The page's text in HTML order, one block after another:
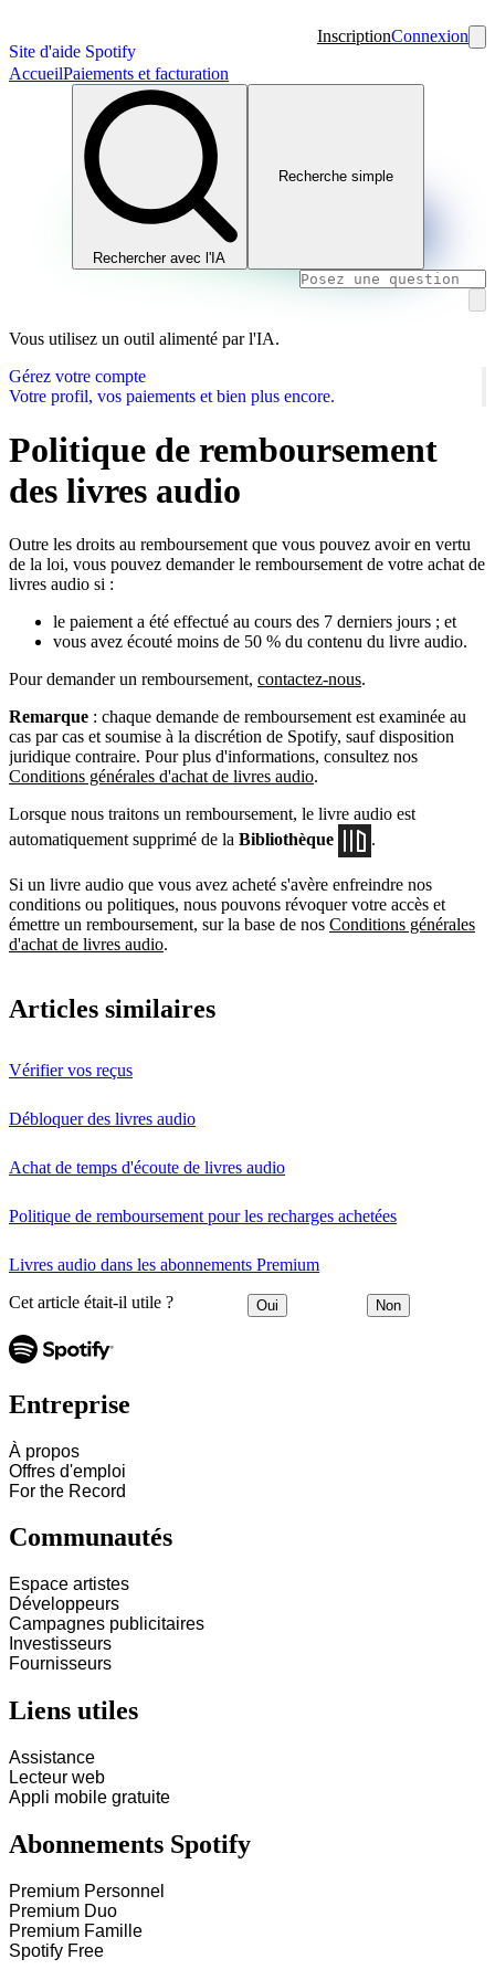
Site d'aide Spotify
InscriptionConnexion
AccueilPaiements et facturation
Rechercher avec l'IA
Recherche simple
Vous utilisez un outil alimenté par l'IA.
Gérez votre compte
Votre profil, vos paiements et bien plus encore.
Politique de remboursement
des livres audio
Outre les droits au remboursement que vous pouvez avoir en vertu
de la loi, vous pouvez demander le remboursement de votre achat de
livres audio si :
le paiement a été effectué au cours des 7 derniers jours ; et
vous avez écouté moins de 50 % du contenu du livre audio.
Pour demander un remboursement, contactez-nous.
Remarque : chaque demande de remboursement est examinée au
cas par cas et soumise à la discrétion de Spotify, sauf disposition
juridique contraire. Pour plus d'informations, consultez nos
Conditions générales d'achat de livres audio.
Lorsque nous traitons un remboursement, le livre audio est
automatiquement supprimé de la Bibliothèque .
Si un livre audio que vous avez acheté s'avère enfreindre nos
conditions ou politiques, nous pouvons révoquer votre accès et
émettre un remboursement, sur la base de nos Conditions générales
d'achat de livres audio.
Articles similaires
Vérifier vos reçus
Débloquer des livres audio
Achat de temps d'écoute de livres audio
Politique de remboursement pour les recharges achetées
Livres audio dans les abonnements Premium
Cet article était-il utile ? Oui Non
Entreprise
À propos
Offres d'emploi
For the Record
Communautés
Espace artistes
Développeurs
Campagnes publicitaires
Investisseurs
Fournisseurs
Liens utiles
Assistance
Lecteur web
Appli mobile gratuite
Abonnements Spotify
Premium Personnel
Premium Duo
Premium Famille
Spotify Free